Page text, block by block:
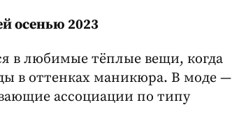
осенью 2023
в любимые тёплые вещи, когда
в оттенках маникюра. В моде —
ассоциации по типу